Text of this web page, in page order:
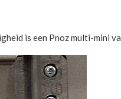
is een Pnoz multi-mini